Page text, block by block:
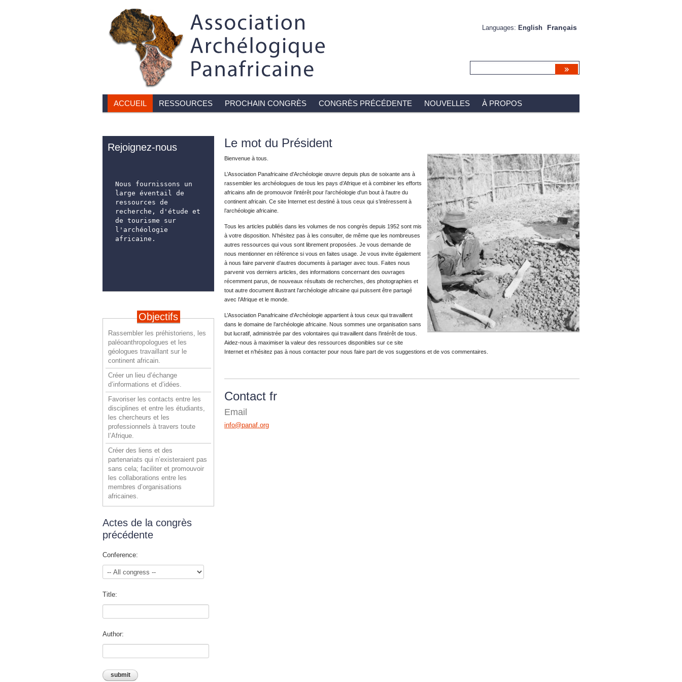
Languages: English Français
ACCUEIL RESSOURCES PROCHAIN CONGRÈS CONGRÈS PRÉCÉDENTE NOUVELLES À PROPOS
Rejoignez-nous
Nous fournissons un
large éventail de
ressources de
recherche, d'étude et
de tourisme sur
l'archéologie
africaine.
Objectifs
Rassembler les préhistoriens, les
paléoanthropologues et les
géologues travaillant sur le
continent africain.
Créer un lieu d’échange
d’informations et d’idées.
Favoriser les contacts entre les
disciplines et entre les étudiants,
les chercheurs et les
professionnels à travers toute
l’Afrique.
Créer des liens et des
partenariats qui n’existeraient pas
sans cela; faciliter et promouvoir
les collaborations entre les
membres d’organisations
africaines.
Actes de la congrès
précédente
Conference:
Title:
Author:
Le mot du Président
Bienvenue à tous.
L’Association Panafricaine d'Archéologie œuvre depuis plus de soixante ans à
rassembler les archéologues de tous les pays d’Afrique et à combiner les efforts
africains afin de promouvoir l’intérêt pour l’archéologie d'un bout à l'autre du
continent africain. Ce site Internet est destiné à tous ceux qui s’intéressent à
l’archéologie africaine.
Tous les articles publiés dans les volumes de nos congrès depuis 1952 sont mis
à votre disposition. N’hésitez pas à les consulter, de même que les nombreuses
autres ressources qui vous sont librement proposées. Je vous demande de
nous mentionner en référence si vous en faites usage. Je vous invite également
à nous faire parvenir d’autres documents à partager avec tous. Faites nous
parvenir vos derniers articles, des informations concernant des ouvrages
récemment parus, de nouveaux résultats de recherches, des photographies et
tout autre document illustrant l’archéologie africaine qui puissent être partagé
avec l’Afrique et le monde.
L’Association Panafricaine d'Archéologie appartient à tous ceux qui travaillent
dans le domaine de l’archéologie africaine. Nous sommes une organisation sans
but lucratif, administrée par des volontaires qui travaillent dans l’intérêt de tous.
Aidez-nous à maximiser la valeur des ressources disponibles sur ce site
Internet et n’hésitez pas à nous contacter pour nous faire part de vos suggestions et de vos commentaires.
Contact fr
Email
info@panaf.org